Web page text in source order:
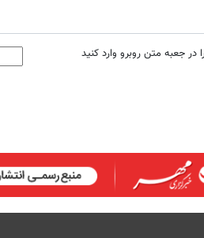
در جعبه متن روبرو وارد کنید